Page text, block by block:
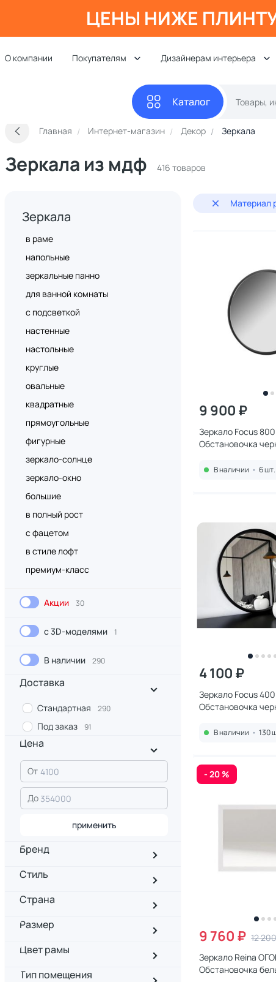
ЦЕНЫ НИЖЕ
О компании Покупателям Дизайнерам интерьера
Каталог
Главная Интернет-магазин Декор Зеркала
Зеркала из мдф 416 товаров
Зеркала
в раме
напольные
зеркальные панно
для ванной комнаты
с подсветкой
настенные
настольные
круглые
овальные
квадратные
прямоугольные
фигурные
зеркало-солнце
зеркало-окно
большие
в полный рост
с фацетом
в стиле лофт
премиум-класс
Акции 30
с 3D-моделями 1
В наличии 290
Доставка
Стандартная 290
Под заказ 91
Цена
От
До
применить
Бренд
Стиль
Страна
Размер
Цвет рамы
Тип помещения
Материал
9 900 ₽
Зеркало Focus
Обстановочка
В наличии • 6 шт.
4 100 ₽
Зеркало Focus
Обстановочка
В наличии • 130
- 20 %
9 760 ₽ 12
Зеркало Reina
Обстановочка